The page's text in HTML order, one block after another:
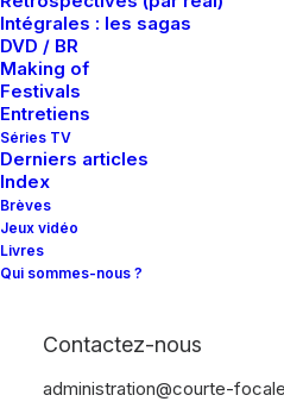
Intégrales : les sagas
DVD / BR
Making of
Festivals
Entretiens
Séries TV
Derniers articles
Index
Brèves
Jeux vidéo
Livres
Qui sommes-nous ?
Contactez-nous
administration@courte-